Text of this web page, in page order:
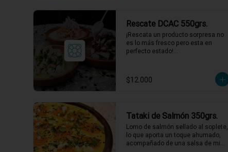
que equilibra a la perfección. ¡Ideal
para dejar atrás cualquier resaca!
🌊🌶️
1 a 2 personas comen de este
plato!
producto en su presentación
completa, salsas o
Rescate DCAC 550grs.
¡Rescata un producto sorpresa no
es lo más fresco pero esta en
perfecto estado!
fecha de caducidad el mismo día o
al día siguiente.
acompañamientos incluidos.
$12.000
Tataki de Salmón 350grs.
Lomo de salmón sellado al soplete,
lo que aporta un toque ahumado,
acompañado de una salsa de miel